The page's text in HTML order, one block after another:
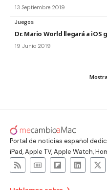
13 Septiembre 2019
Juegos
Dr. Mario World llegará a iOS
19 Junio 2019
Portal de noticias español
iPad, Apple TV, Apple Watch,